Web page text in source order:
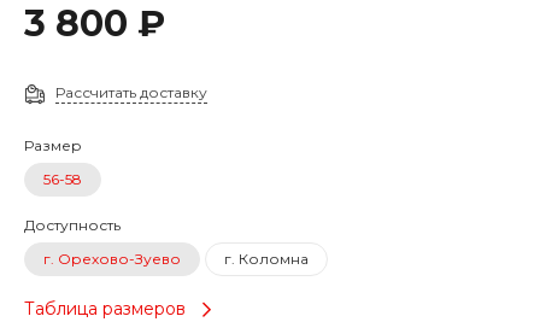
3 800 ₽
Рассчитать доставку
Размер
56-58
Доступность
г. Орехово-Зуево
г. Коломна
Таблица размеров